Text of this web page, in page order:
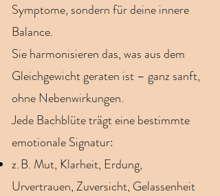
Symptome, sondern für deine innere
Balance.
Sie harmonisieren das, was aus dem
Gleichgewicht geraten ist – ganz sanft,
ohne Nebenwirkungen.
Jede Bachblüte trägt eine bestimmte
emotionale Signatur:
z. B. Mut, Klarheit, Erdung,
Urvertrauen, Zuversicht, Gelassenheit